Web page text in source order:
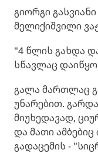
გიორგი
მელიქიშვილი
"4 წლის გახდა
სწავლაც
გალა მართლაც
უნარებით.
მიუხედავად,
და მათი ამბებიც
გადაცემის -